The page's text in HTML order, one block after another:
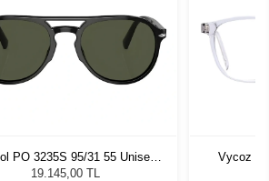
PO 3235S 95/31 55 Unisex
Güneş Gözlüğü
19.145,00 TL
Vycoz